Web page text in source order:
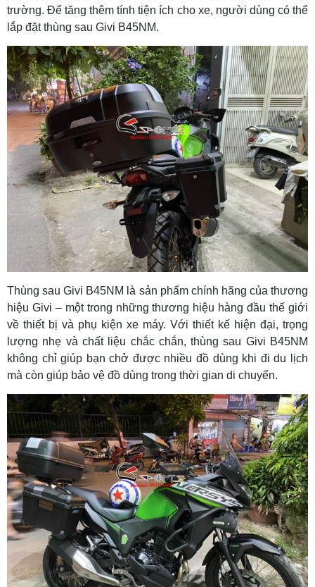
trường. Để tăng thêm tính tiện ích cho xe, người dùng có thể
lắp đặt thùng sau Givi B45NM.
Thùng sau Givi B45NM là sản phẩm chính hãng của thương
hiệu Givi – một trong những thương hiệu hàng đầu thế giới
về thiết bị và phụ kiện xe máy. Với thiết kế hiện đại, trọng
lượng nhẹ và chất liệu chắc chắn, thùng sau Givi B45NM
không chỉ giúp bạn chở được nhiều đồ dùng khi đi du lịch
mà còn giúp bảo vệ đồ dùng trong thời gian di chuyển.